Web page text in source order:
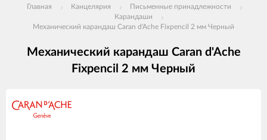
Главная Канцелярия
Письменные принадлежности
Карандаши
Механический карандаш Caran d'Ache Fixpencil 2 мм Черный
Механический карандаш Caran d'Ache
Fixpencil 2 мм Черный
Изображения
товаров